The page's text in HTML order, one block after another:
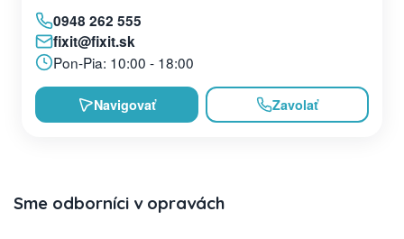
0948 262 555
fixit@fixit.sk
Pon-Pia: 10:00 - 18:00
Navigovať Zavolať
Sme odborníci v opravách